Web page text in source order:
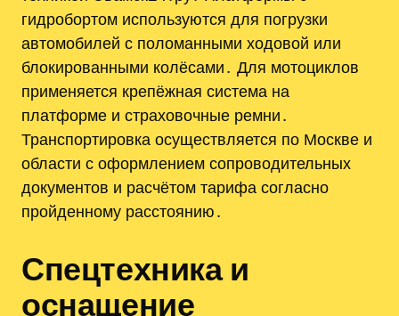
гидробортом используются для погрузки
автомобилей с поломанными ходовой или
блокированными колёсами․ Для мотоциклов
применяется крепёжная система на
платформе и страховочные ремни․
Транспортировка осуществляется по Москве и
области с оформлением сопроводительных
документов и расчётом тарифа согласно
пройденному расстоянию․
Спецтехника и
оснащение